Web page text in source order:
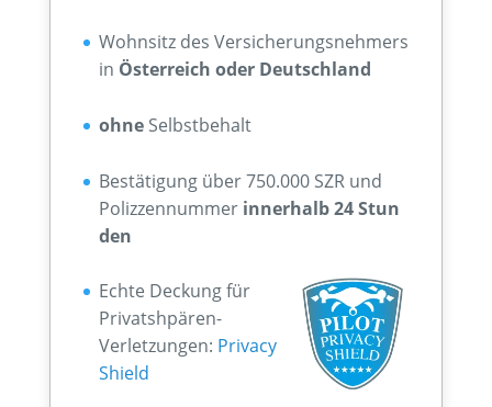
Wohnsitz des Versicherungsnehmers
in Österreich oder Deutschland
ohneSelbstbehalt
Bestätigung über 750.000 SZR und
Polizzennummer innerhalb 24 Stun
den
Echte Deckung für
Privatshpären-
Verletzungen: Privacy
Shield